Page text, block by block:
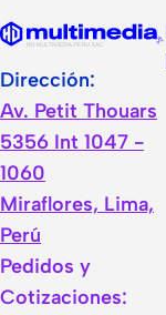
Dirección:
Av. Petit Thouars
5356 Int 1047 -
1060
Miraflores, Lima,
Perú
Pedidos y
Cotizaciones: